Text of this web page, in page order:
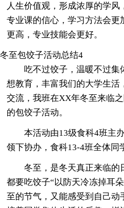
人生价值观，形成浓厚的学
专业课的信心，学习方法会更
更高，专业技能会更好。
冬至包饺子活动总结4
吃不过饺子，温暖不过集
想教育，丰富我们的大学生活
交流，我班在XX年冬至来临
的包饺子活动。
本活动由13级食科4班主
领下协办，食科13-4班全体同
冬至，是冬天真正来临的
都要吃饺子“以防天冷冻掉耳
至的节气，又能感受到自己动